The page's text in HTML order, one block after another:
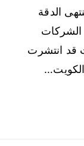
الدقة
الشركات
قد انتشرت